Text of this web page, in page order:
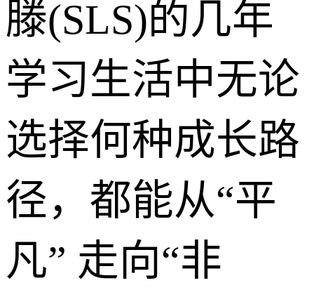
滕(SLS)的几年
学习生活中无论
选择何种成长路
径，都能从“平
凡” 走向“非